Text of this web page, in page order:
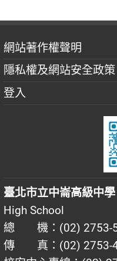
網站著作權聲明
隱私權及網站安全政策
登入
臺北市立中崙高級中學
High School
總 機：(02) 2753-
傳 真：(02) 2753-